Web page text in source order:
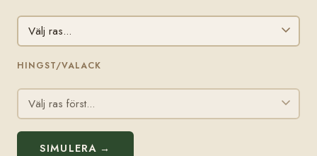
HINGST/VALACK
SIMULERA →